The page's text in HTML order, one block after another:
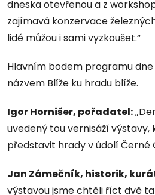
dneska otevřenou a z
zajímavá konzervace
lidé můžou i sami vyzkoušet.“
Hlavním bodem programu
názvem Blíže ku hradu blíže.
Igor Hornišer, pořadatel:
uvedený tou vernisáží
představit hrady v údolí Černé
Jan Zámečník, historik,
výstavou jsme chtěli říct dvě